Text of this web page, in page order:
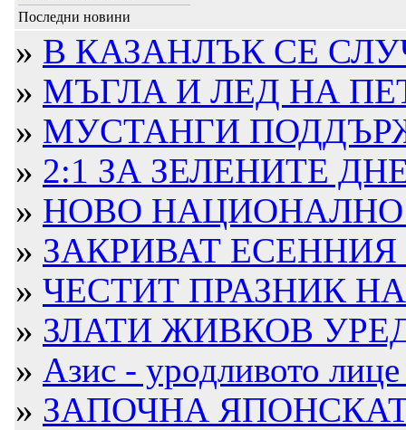
Последни новини
» В КАЗАНЛЪК СЕ
» МЪГЛА И ЛЕД НА
» МУСТАНГИ
» 2:1 ЗА ЗЕЛЕНИТЕ
» НОВО НАЦИОНАЛНО
» ЗАКРИВАТ
» ЧЕСТИТ ПРАЗНИК
» ЗЛАТИ ЖИВКОВ
» Азис - уродливото
» ЗАПОЧНА